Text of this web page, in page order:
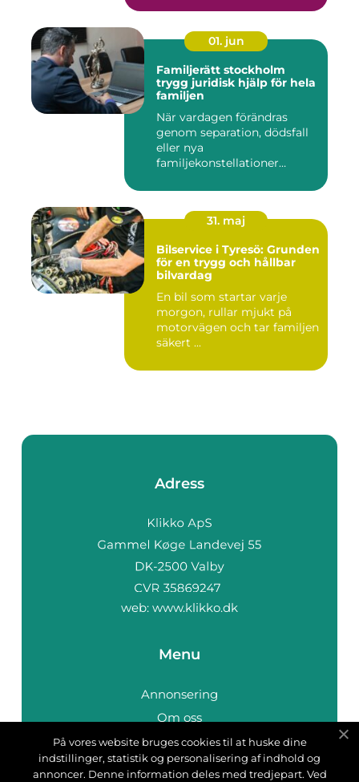
01. jun
Familjerätt stockholm
trygg juridisk hjälp för hela
familjen
När vardagen förändras
genom separation, dödsfall
eller nya
familjekonstellationer
31. maj
Bilservice i Tyresö: Grunden
för en trygg och hållbar
bilvardag
En bil som startar varje
morgon, rullar mjukt på
motorvägen och tar familjen
säkert ...
Adress
web: www.klikko.dk
Menu
Annonsering
Om oss
Cookies
Kontakta oss
På vores website bruges cookies til at huske dine
indstillinger, statistik og personalisering af indhold og
annoncer. Denne information deles med tredjepart. Ved